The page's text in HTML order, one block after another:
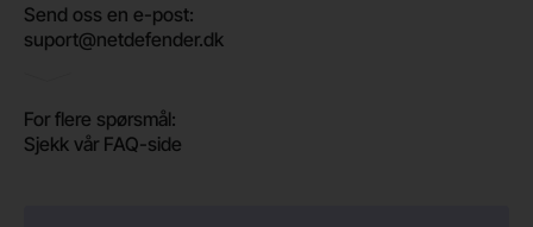
Send oss ​​en e-post:
suport@netdefender.dk
For flere spørsmål:
Sjekk vår FAQ-side